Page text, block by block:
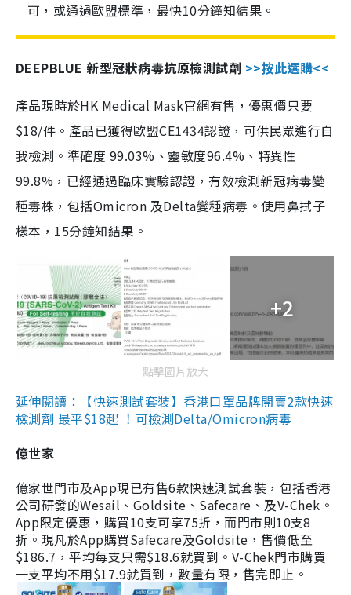
可，或通過歐盟標準，最快10分鐘知結果。
DEEPBLUE 新型冠狀病毒抗原檢測試劑 >>按此選購<<
產品現時於HK Medical Mask官網有售，優惠價只要
$18/件。產品已獲得歐盟CE1434認證，可供民眾進行自
我檢測。準確度 99.03%、靈敏度96.4%、特異性
99.8%，已經通過臨床實驗認證，有效檢測新冠病毒變
種毒株，包括Omicron 及Delta變種病毒。使用鼻拭子
樣本，15分鐘知結果。
+2
點擊圖片放大
延伸閱讀：【快速測試套裝】香港口罩品牌開賣2款快速
檢測劑 最平$18起 ！可檢測Delta/Omicron病毒
億世家
億家世門市及App現已有售6款快速測試套裝，包括香港
公司研發的Wesail、Goldsite、Safecare、及V-Chek。
App限定優惠，購買10支可享75折，而門市則10支8
折。現凡於App購買Safecare及Goldsite，售價低至
$186.7，平均每支只需$18.6就買到。V-Chek門市購買
一支平均不用$17.9就買到，數量有限，售完即止。